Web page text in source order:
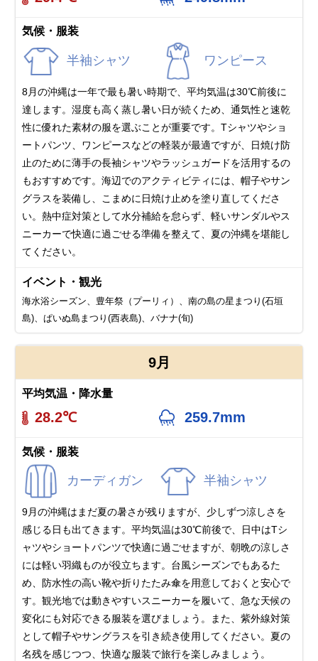
気候・服装
半袖シャツ ワンピース
8月の沖縄は一年で最も暑い時期で、平均気温は30℃前後に
達します。湿度も高く蒸し暑い日が続くため、通気性と速乾
性に優れた素材の服を選ぶことが重要です。Tシャツやショ
ートパンツ、ワンピースなどの軽装が最適ですが、日焼け防
止のために薄手の長袖シャツやラッシュガードを活用するの
もおすすめです。海辺でのアクティビティには、帽子やサン
グラスを装備し、こまめに日焼け止めを塗り直してくださ
い。熱中症対策として水分補給を怠らず、軽いサンダルやス
ニーカーで快適に過ごせる準備を整えて、夏の沖縄を堪能し
てください。
イベント・観光
海水浴シーズン、豊年祭（プーリィ）、南の島の星まつり(石垣
島)、ぱいぬ島まつり(西表島)、バナナ(旬)
9月
平均気温・降水量
28.2℃ 259.7mm
気候・服装
カーディガン 半袖シャツ
9月の沖縄はまだ夏の暑さが残りますが、少しずつ涼しさを
感じる日も出てきます。平均気温は30℃前後で、日中はTシ
ャツやショートパンツで快適に過ごせますが、朝晩の涼しさ
には軽い羽織ものが役立ちます。台風シーズンでもあるた
め、防水性の高い靴や折りたたみ傘を用意しておくと安心で
す。観光地では動きやすいスニーカーを履いて、急な天候の
変化にも対応できる服装を選びましょう。また、紫外線対策
として帽子やサングラスを引き続き使用してください。夏の
名残を感じつつ、快適な服装で旅行を楽しみましょう。